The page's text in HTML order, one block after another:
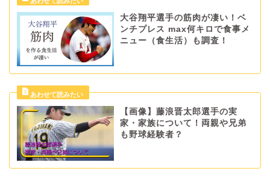
大谷翔平選手の筋肉が凄い！ベ
ンチプレス max何キロで食事メ
ニュー（食生活）も調査！
【画像】藤浪晋太郎選手の実
家・家族について！両親や兄弟
も野球経験者？